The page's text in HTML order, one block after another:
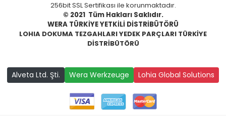
256bit SSL Sertifikası ile korunmaktadır.
© 2021 Tüm Hakları Saklıdır.
WERA TÜRKİYE YETKİLİ DİSTRİBÜTÖRÜ
LOHIA DOKUMA TEZGAHLARI YEDEK PARÇLARI TÜRKİYE
DİSTRİBÜTÖRÜ
Alveta Ltd. Şti. Wera Werkzeuge Lohia Global Solutions